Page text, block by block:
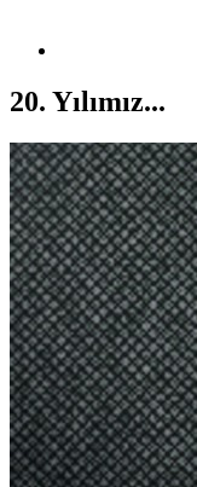
20. Yılımız...